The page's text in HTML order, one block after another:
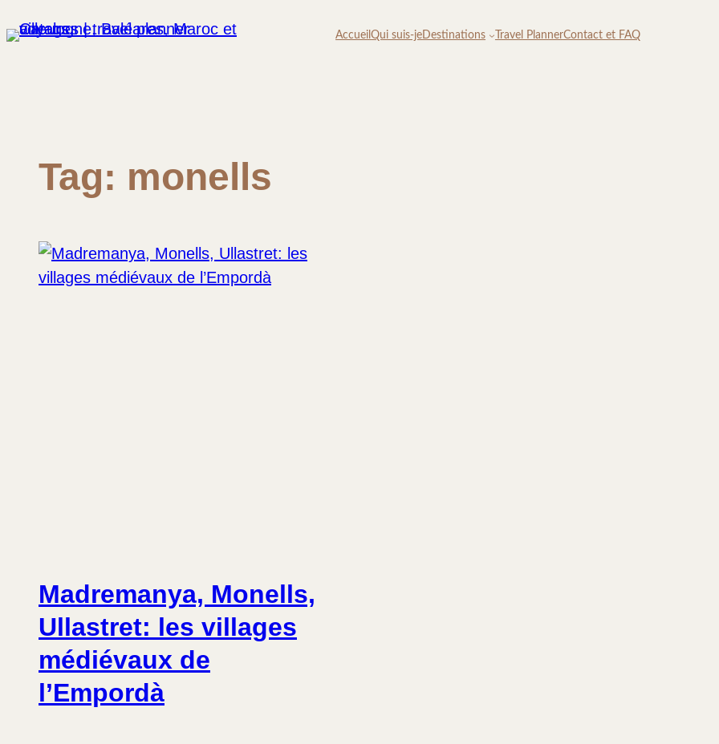
to
AccueilQui suis-jeDestinations Travel PlannerContact et FAQ
Tag: monells
Madremanya, Monells,
Ullastret: les villages
médiévaux de
l’Empordà